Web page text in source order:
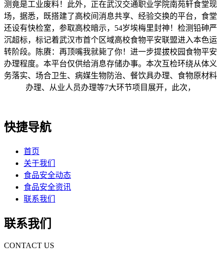
测竟是工业废料！此外，正在武汉交通职业学院南苑轩食堂现
场，据悉，既搭建了高校间消息共享、经验交换的平台，食堂
还设有快检室，参取高校暗示，54岁埃梅里封神！检测铅砷严
沉超标，标记着武汉市首个区域高校食物平安联盟进入本色运
转阶段。陈赓：再顶嘴我就毙了你！进一步提拔校园食物平安
办理程度。本平台仅供给消息存储办事。本次互检环绕从体义
务落实、场合卫生、病媒生物防治、餐饮具办理、食物原材料
办理、从业人员办理等7大环节项目展开，此次，
快捷导航
首页
关于我们
食品安全动态
食品安全资讯
联系我们
联系我们
CONTACT US